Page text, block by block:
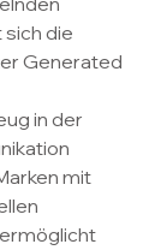
die
Generated
in der
mit